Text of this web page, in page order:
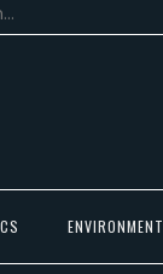
ENVIRONMENT